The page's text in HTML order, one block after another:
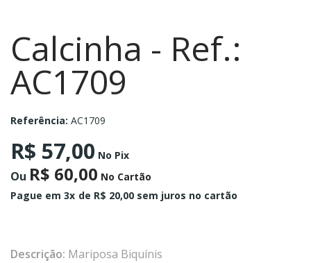
Calcinha - Ref.:
AC1709
Referência: AC1709
R$ 57,00 No Pix
Ou R$ 60,00 No Cartão
Pague em 3x de R$ 20,00 sem juros no cartão
Descrição: Mariposa Biquínis